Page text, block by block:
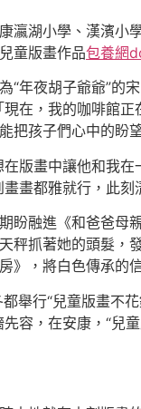
瀛湖小學、漢濱小
童版畫作品包養網
“年夜胡子爺爺”的
在，我的咖啡館
把孩子們心中的盼
版畫中讓他和我
畫都雅就行，此
盼融進《和爸爸
秤抓著她的頭髮，
》，將白色傳承的
舉行“兒童版畫不
容，在安康，“